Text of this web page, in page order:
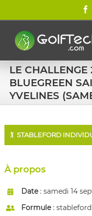
au
contenu
LE
BLUEGREEN
YVELINES
🏌️ STABLEFORD
À propos
Date: samedi 14
Formule: